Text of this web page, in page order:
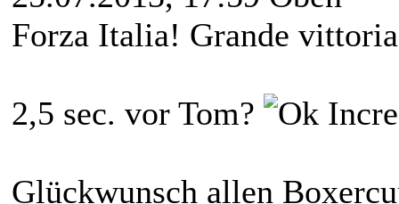
Forza Italia! Grande
2,5 sec. vor Tom?
Glückwunsch allen